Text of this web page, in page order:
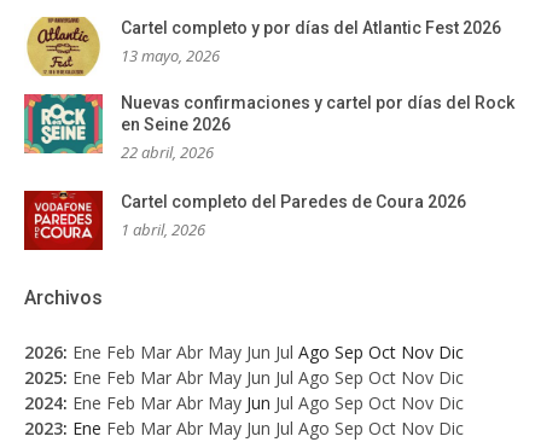
Cartel completo y por días del Atlantic Fest 2026
13 mayo, 2026
Nuevas confirmaciones y cartel por días del Rock
en Seine 2026
22 abril, 2026
Cartel completo del Paredes de Coura 2026
1 abril, 2026
Archivos
2026: Ene Feb Mar Abr May Jun Jul Ago Sep Oct Nov Dic
2025: Ene Feb Mar Abr May Jun Jul Ago Sep Oct Nov Dic
2024: Ene Feb Mar Abr May Jun Jul Ago Sep Oct Nov Dic
2023: Ene Feb Mar Abr May Jun Jul Ago Sep Oct Nov Dic